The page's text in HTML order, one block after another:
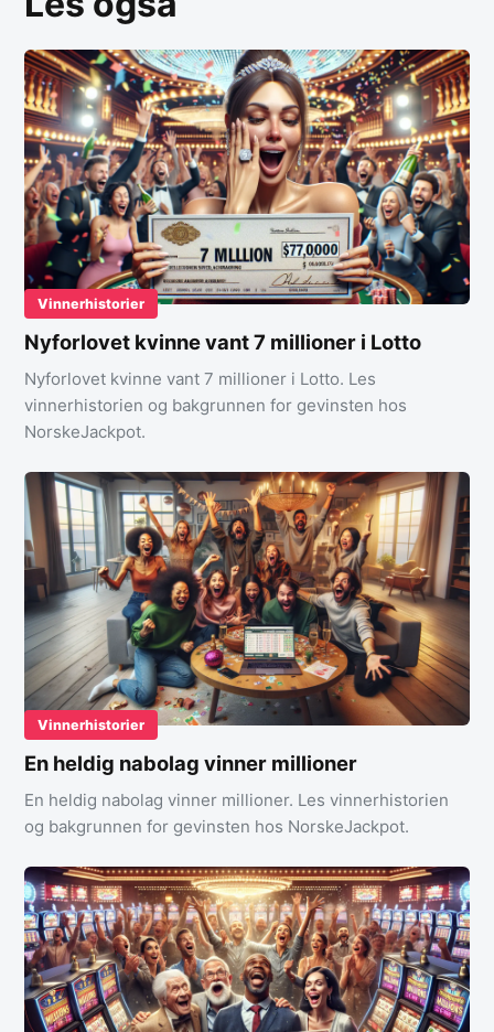
Vinnerhistorier
Nyforlovet kvinne vant 7 millioner i Lotto
Nyforlovet kvinne vant 7 millioner i Lotto. Les
vinnerhistorien og bakgrunnen for gevinsten hos
NorskeJackpot.
Vinnerhistorier
En heldig nabolag vinner millioner
En heldig nabolag vinner millioner. Les vinnerhistorien
og bakgrunnen for gevinsten hos NorskeJackpot.